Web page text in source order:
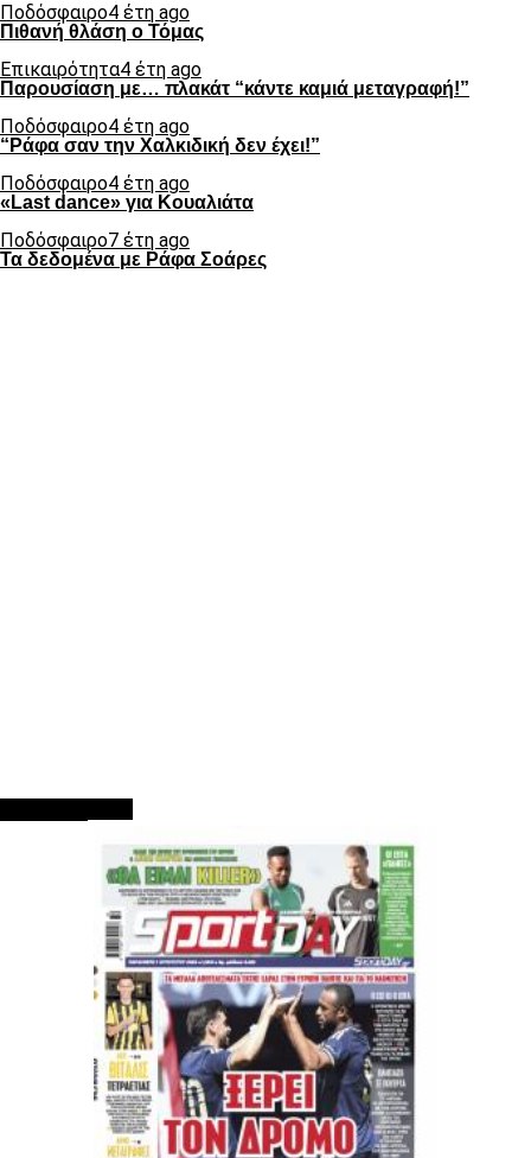
Ποδόσφαιρο4 έτη ago
Πιθανή θλάση ο Τόμας
Επικαιρότητα4 έτη ago
Παρουσίαση με… πλακάτ “κάντε καμιά μεταγραφή!”
Ποδόσφαιρο4 έτη ago
“Ράφα σαν την Χαλκιδική δεν έχει!”
Ποδόσφαιρο4 έτη ago
«Last dance» για Κουαλιάτα
Ποδόσφαιρο7 έτη ago
Τα δεδομένα με Ράφα Σοάρες